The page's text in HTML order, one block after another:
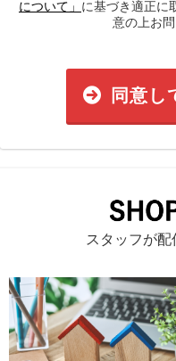
について」 に基づき適正に
意の上お
同意し
スタッフが